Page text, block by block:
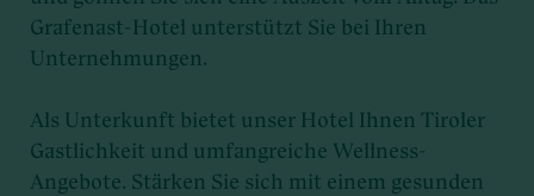
Grafenast-Hotel unterstützt Sie bei Ihren
Unternehmungen.
Als Unterkunft bietet unser Hotel Ihnen Tiroler
Gastlichkeit und umfangreiche Wellness-
Angebote. Stärken Sie sich mit einem gesunden